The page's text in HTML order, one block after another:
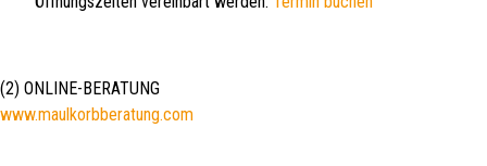
(2) ONLINE-BERATUNG
www.maulkorbberatung.com